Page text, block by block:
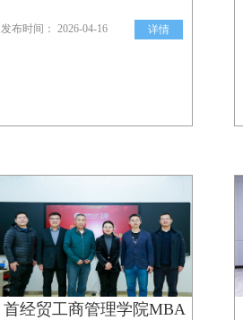
发布时间： 2026-04-16 详情
首经贸工商管理学院MBA